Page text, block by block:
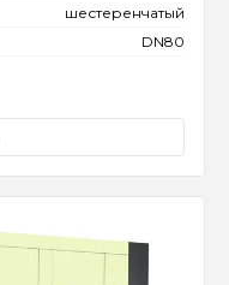
шестеренчатый
DN80